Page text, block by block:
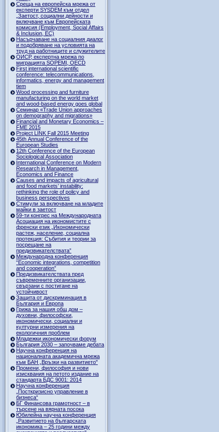
Среща на европейска мрежа от
експерти SYSDEM към отдел
„Заетост, социални дейности и
включване към Европейската
комисия (Employment, Social Affairs
& Inclusion, ЕС)
Насърчаване на социалния диалог
и подобряване на условията на
труд на работниците и служителите
ОИСР, експертна мрежа по
миграцията SOPEMI, OECD
First international scientific
conference: telecommunications,
informatics, energy and management
tiem
Wood processing and furniture
manufacturing on the world market
and wood-based energy goes global
Семинар «Trade Union approaches
on demography and migrations»
Financial and Monetary Economics –
FME 2015
Project LINK Fall 2015 Meeting
45th Annual Conference of the
European Studies
12th Conference of the European
Sociological Association
International Conference on Modern
Research in Management,
Economics and Finance
Causes and impacts of agricultural
and food markets’ instability:
rethinking the role of policy and
business perspectives
Стимули за включване на младите
майки в заетост
59-ти конгрес на Международната
Асоциация на икономистите с
френски език „Икономически
растеж, население, социална
протекция: Събития и теории за
посрещане на
предизвикателствата”
Международна конференция
“Economic integrations, competition
and cooperation”
Предизвикателствата пред
съвременните организации,
свързани с постигане на
устойчивост
Защита от дискриминация в
България и Европа
Грижа за нашия общ дом –
духовни, философски,
икономически, социални и
културни измерения на
екологичния проблем
Младежки икономически форум
България 2030 – започваме дебата
Научна конференция на
националната академична мрежа
към БАН „Връзки на развитието"
Промени, философия и нови
изисквания на петото издание на
стандарта БДС 9001: 2014
Научна конференция
„Посткризисно управление в
бизнеса“
БГ Финансова грамотност – в
търсене на вярната посока
Юбилейна научна конференция
„Развитието на българската
икономика – 25 години между